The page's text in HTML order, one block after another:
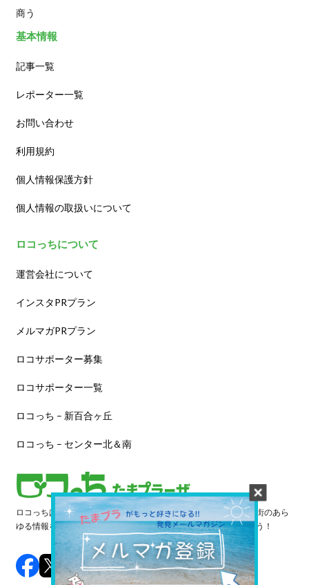
商う
基本情報
記事一覧
レポーター一覧
お問い合わせ
利用規約
個人情報保護方針
個人情報の取扱いについて
ロコっちについて
運営会社について
インスタPRプラン
メルマガPRプラン
ロコサポーター募集
ロコサポーター一覧
ロコっち – 新百合ヶ丘
ロコっち – センター北＆南
ロコっちは、あなたのジモト体験を豊かにする情報サイトです。街のあら
ゆる情報を収集し、日々更新しています。早速情報を探してみよう！